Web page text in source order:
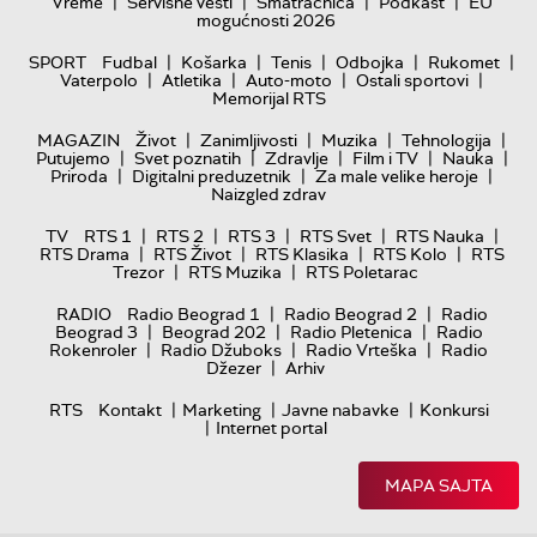
mogućnosti 2026
SPORT
Fudbal | Košarka | Tenis | Odbojka | Rukomet |
Vaterpolo | Atletika | Auto-moto | Ostali sportovi |
Memorijal RTS
MAGAZIN
Život | Zanimljivosti | Muzika | Tehnologija |
Putujemo | Svet poznatih | Zdravlje | Film i TV | Nauka |
Priroda | Digitalni preduzetnik | Za male velike heroje |
Naizgled zdrav
TV
RTS 1 | RTS 2 | RTS 3 | RTS Svet | RTS Nauka |
RTS Drama | RTS Život | RTS Klasika | RTS Kolo | RTS
Trezor | RTS Muzika | RTS Poletarac
RADIO
Radio Beograd 1 | Radio Beograd 2 | Radio
Beograd 3 | Beograd 202 | Radio Pletenica | Radio
Rokenroler | Radio Džuboks | Radio Vrteška | Radio
Džezer | Arhiv
RTS
Kontakt | Marketing | Javne nabavke | Konkursi
| Internet portal
MAPA SAJTA